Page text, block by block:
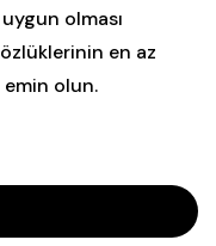
olması
en az
emin olun.